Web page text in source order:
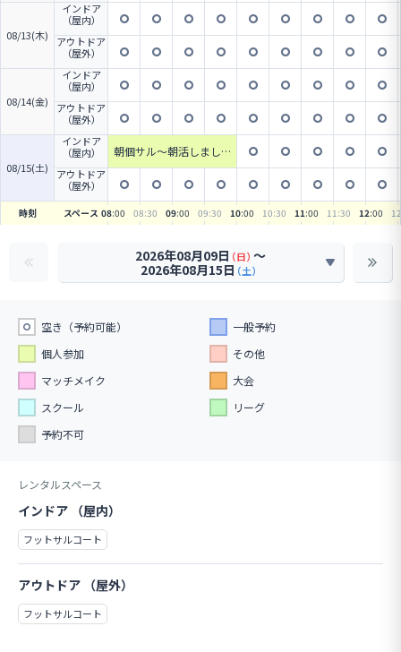
08/13(木)
インドア
（屋内）
アウトドア
（屋外）
08/14(金)
インドア
（屋内）
アウトドア
（屋外）
08/15(土)
インドア
（屋内）
朝個サル～朝活しましょ
アウトドア
（屋外）
時刻 スペース 08:00 08:30 09:00 09:30 10:00 10:30 11:00 11:30 12:00 12
2026年08月09日 （日）〜
2026年08月15日（土）
空き（予約可能）
一般予約
個人参加
その他
マッチメイク
大会
スクール
リーグ
予約不可
レンタルスペース
インドア （屋内）
フットサルコート
アウトドア （屋外）
フットサルコート